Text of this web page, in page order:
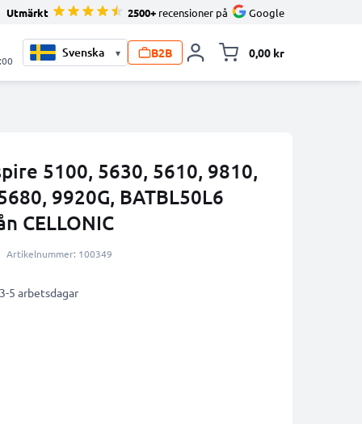
Utmärkt 2500+ recensioner på Google
▾ B2B 0,00 kr
5100, 5630, 5610, 9810,
9920G, BATBL50L6
CELLONIC
Artikelnummer: 100349
5 arbetsdagar